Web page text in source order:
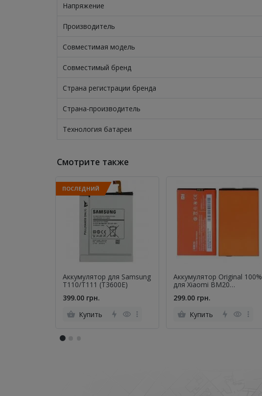
Напряжение
Производитель
Совместимая модель
Совместимый бренд
Страна регистрации бренда
Страна-производитель
Технология батареи
Смотрите также
ПОСЛЕДНИЙ
Аккумулятор для Samsung
T110/T111 (T3600E)
399.00 грн.
Купить
Аккумулятор Original 100%
для Xiaomi BM20
299.00 грн.
Купить